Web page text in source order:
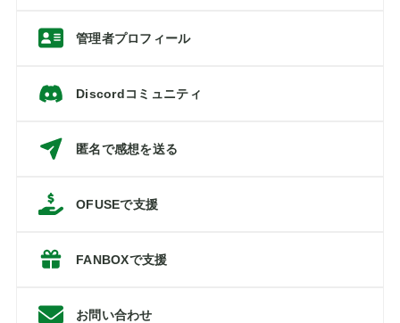
管理者プロフィール
Discordコミュニティ
匿名で感想を送る
OFUSEで支援
FANBOXで支援
お問い合わせ